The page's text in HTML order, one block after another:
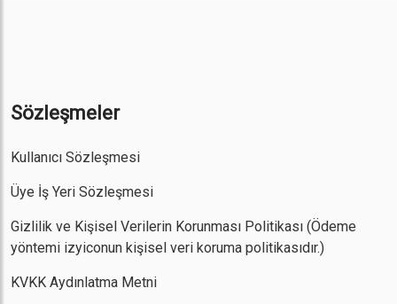
Sözleşmeler
Kullanıcı Sözleşmesi
Üye İş Yeri Sözleşmesi
Gizlilik ve Kişisel Verilerin Korunması Politikası (Ödeme
yöntemi izyiconun kişisel veri koruma politikasıdır.)
KVKK Aydınlatma Metni